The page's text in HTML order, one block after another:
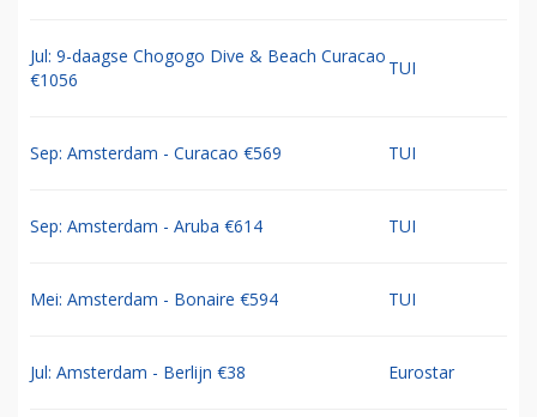
Jul: 9-daagse Chogogo Dive & Beach Curacao
€1056
TUI
Sep: Amsterdam - Curacao €569 TUI
Sep: Amsterdam - Aruba €614 TUI
Mei: Amsterdam - Bonaire €594 TUI
Jul: Amsterdam - Berlijn €38 Eurostar